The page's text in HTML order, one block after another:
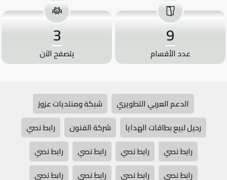
9
عدد الأقسام
3
يتصفح الآن
الدعم العربي التطويري
شبكة ومنتديات عزوز
رحيل لبيع بطاقات الهدايا
شركة الفنون
رابط نصي
رابط نصي
رابط نصي رابط نصي
رابط نصي
رابط نصي
رابط نصي رابط نصي رابط نصي